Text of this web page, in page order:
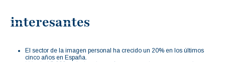
interesantes
El sector de la imagen personal ha crecido un 20% en los últimos
cinco años en España.